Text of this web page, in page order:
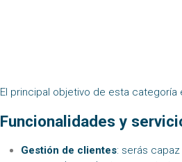
El principal objetivo de esta
Funcionalidades y
Gestión de clientes: serás